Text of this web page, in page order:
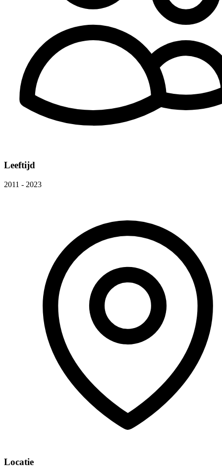
Leeftijd
2011 - 2023
Locatie